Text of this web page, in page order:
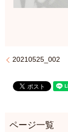
20210525_002